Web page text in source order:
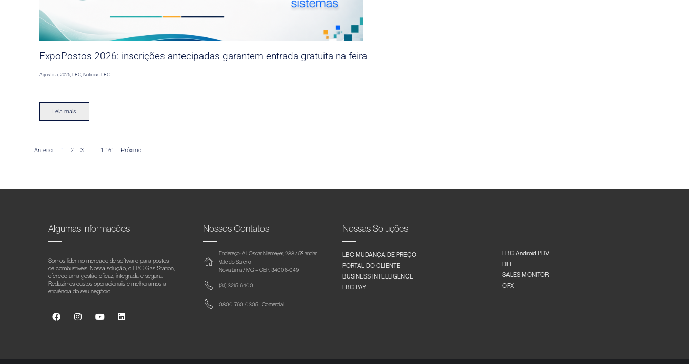
ExpoPostos 2026: inscrições antecipadas garantem entrada gratuita na feira
Agosto 5, 2026 ,LBC Noticias LBC
Leia mais
Anterior 1 2 3 … 1.161 Próximo
Algumas informações
Somos líder no mercado de software para postos
de combustíveis. Nossa solução, o LBC Gas Station,
oferece uma gestão eficaz, integrada e segura.
Reduzimos custos operacionais e melhoramos a
eficiência do seu negócio.
Nossos Contatos
Endereço: Al. Oscar Niemeyer, 288 / 5º andar –
Vale do Sereno
Nova Lima / MG – CEP: 34006-049
(31) 3215-6400
0800-760-0305 - Comercial
Nossas Soluções
LBC MUDANÇA DE PREÇO
PORTAL DO CLIENTE
BUSINESS INTELLIGENCE
LBC PAY
LBC Android PDV
DFE
SALES MONITOR
OFX